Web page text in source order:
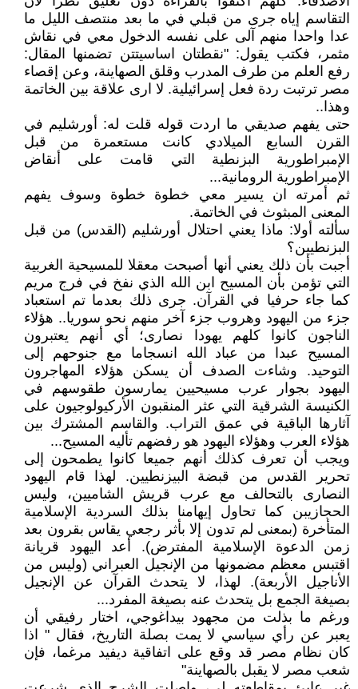
التقاسم إياه جرى من قبلي في ما بعد منتصف الليل ما
عدا واحدا منهم آلى على نفسه الدخول معي في نقاش
مثمر، فكتب يقول: "نقطتان اساسيتتن تضمنها المقال:
رفع العلم من طرف المدرب وقلق الصهاينة، وعن إقصاء
مصر ترتبت ردة فعل إسرائيلية. لا ارى علاقة بين الخاتمة
وهذا..
حتى يفهم صديقي ما اردت قوله قلت له: أورشليم في
القرن السابع الميلادي كانت مستعمرة من قبل
الإمبراطورية البزنطية التي قامت على أنقاض
الإمبراطورية الرومانية...
ثم أمرته ان يسير معي خطوة خطوة وسوف يفهم
المعنى المبثوث في الخاتمة.
سألته أولا: ماذا يعني احتلال أورشليم (القدس) من قبل
البزنطيين؟
أجبت بأن ذلك يعني أنها أصبحت معقلا للمسيحية الغربية
التي تؤمن بأن المسيح ابن الله الذي نفخ في فرج مريم
كما جاء حرفيا في القرآن. جرى ذلك بعدما تم استعباد
جزء من اليهود وهروب جزء آخر منهم نحو سوريا.. هؤلاء
الناجون كانوا كلهم يهودا نصارى؛ أي أنهم يعتبرون
المسيح عبدا من عباد الله انسجاما مع جنوحهم إلى
التوحيد. وشاءت الصدف أن يسكن هؤلاء المهاجرون
اليهود بجوار عرب مسيحيين يمارسون طقوسهم في
الكنيسة الشرقية التي عثر المنقبون الأركيولوجيون على
آثارها الباقية في عمق التراب. والقاسم المشترك بين
هؤلاء العرب وهؤلاء اليهود هو رفضهم تأليه المسيح...
ويجب أن تعرف كذلك أنهم جميعا كانوا يطمحون إلى
تحرير القدس من قبضة البيزنطيين. لهذا قام اليهود
النصارى بالتحالف مع عرب قريش الشاميين، وليس
الحجازيبن كما تحاول إيهامنا بذلك السردية الإسلامية
المتأخرة (بمعنى لم تدون إلا بأثر رجعي يقاس بقرون بعد
زمن الدعوة الإسلامية المفترض). أعد اليهود قريانة
اقتبس معظم مضمونها من الإنجيل العبراني (وليس من
الأناجيل الأربعة). لهذا، لا يتحدث القرآن عن الإنجيل
بصيغة الجمع بل يتحدث عنه بصيغة المفرد...
ورغم ما بذلت من مجهود بيداغوجي، اختار رفيقي أن
يعبر عن رأي سياسي لا يمت بصلة التاريخ، فقال " اذا
كان نظام مصر قد وقع على اتفاقية ديفيد مرغما، فإن
شعب مصر لا يقبل بالصهاينة"